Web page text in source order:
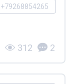
+79268854265
312 2